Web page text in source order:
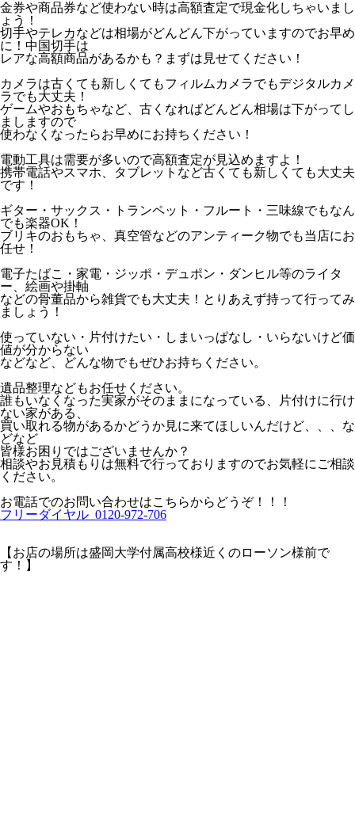
金券や商品券など使わない時は高額査定で現金化しちゃいまし
ょう！
切手やテレカなどは相場がどんどん下がっていますのでお早め
に！中国切手は
レアな高額商品があるかも？まずは見せてください！
カメラは古くても新しくてもフィルムカメラでもデジタルカメ
ラでも大丈夫！
ゲームやおもちゃなど、古くなればどんどん相場は下がってし
ましますので
使わなくなったらお早めにお持ちください！
電動工具は需要が多いので高額査定が見込めますよ！
携帯電話やスマホ、タブレットなど古くても新しくても大丈夫
です！
ギター・サックス・トランペット・フルート・三味線でもなん
でも楽器OK！
ブリキのおもちゃ、真空管などのアンティーク物でも当店にお
任せ！
電子たばこ・家電・ジッポ・デュポン・ダンヒル等のライタ
ー、絵画や掛軸
などの骨董品から雑貨でも大丈夫！とりあえず持って行ってみ
ましょう！
使っていない・片付けたい・しまいっぱなし・いらないけど価
値が分からない
などなど、どんな物でもぜひお持ちください。
遺品整理などもお任せください。
誰もいなくなった実家がそのままになっている、片付けに行け
ない家がある、
買い取れる物があるかどうか見に来てほしいんだけど、、、な
どなど
皆様お困りではございませんか？
相談やお見積もりは無料で行っておりますのでお気軽にご相談
ください。
お電話でのお問い合わせはこちらからどうぞ！！！
フリーダイヤル 0120-972-706
【お店の場所は盛岡大学付属高校様近くのローソン様前で
す！】